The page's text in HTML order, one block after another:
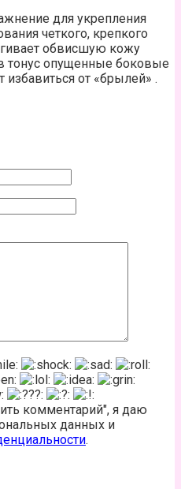
для укрепления
четкого, крепкого
обвисшую кожу
тонус опущенные боковые
от «брылей» .
комментарий", я даю
данных и
.